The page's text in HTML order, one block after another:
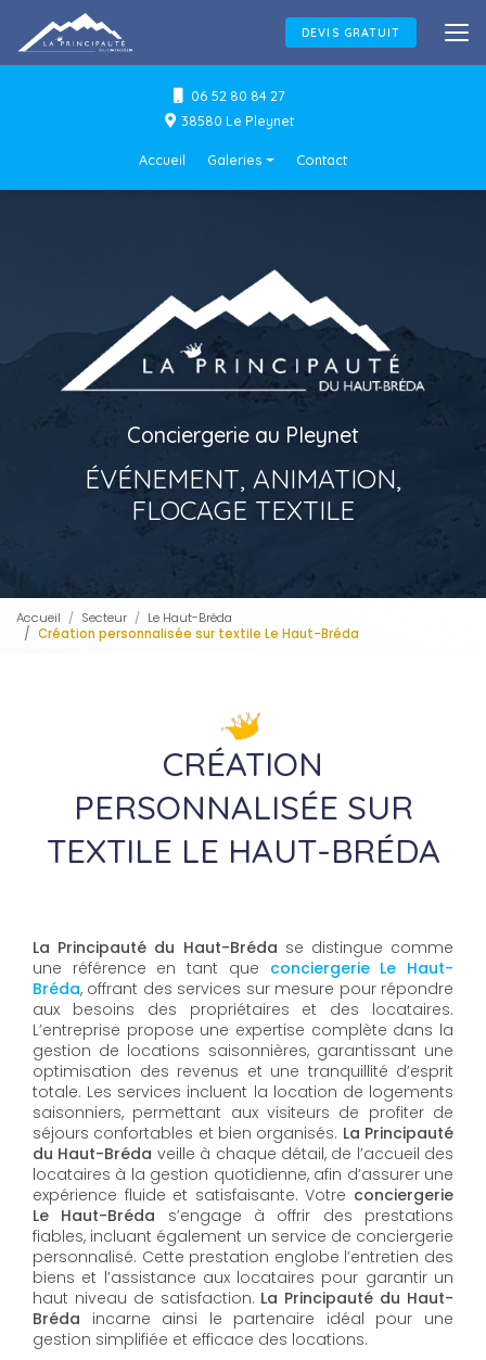
contenu
principal
06 52 80 84 27
38580 Le Pleynet
Accueil Galeries
Flocage textile
Contact
DEVIS GRATUIT
Conciergerie au Pleynet
ÉVÉNEMENT, ANIMATION,
FLOCAGE TEXTILE
Accueil Secteur
Le Haut-Bréda
Création personnalisée sur textile Le Haut-Bréda
CRÉATION
PERSONNALISÉE SUR
TEXTILE LE HAUT-BRÉDA
La Principauté du Haut-Bréda se distingue comme
une référence en tant que conciergerie Le Haut-
Bréda, offrant des services sur mesure pour répondre
aux besoins des propriétaires et des locataires.
L’entreprise propose une expertise complète dans la
gestion de locations saisonnières, garantissant une
optimisation des revenus et une tranquillité d’esprit
totale. Les services incluent la location de logements
saisonniers, permettant aux visiteurs de profiter de
séjours confortables et bien organisés. La Principauté
du Haut-Bréda veille à chaque détail, de l’accueil des
locataires à la gestion quotidienne, afin d’assurer une
expérience fluide et satisfaisante. Votre conciergerie
Le Haut-Bréda s’engage à offrir des prestations
fiables, incluant également un service de conciergerie
personnalisé. Cette prestation englobe l’entretien des
biens et l’assistance aux locataires pour garantir un
haut niveau de satisfaction. La Principauté du Haut-
Bréda incarne ainsi le partenaire idéal pour une
gestion simplifiée et efficace des locations.